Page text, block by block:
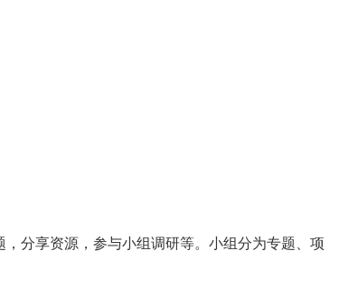
分享资源，参与小组调研等。小组分为专题、项